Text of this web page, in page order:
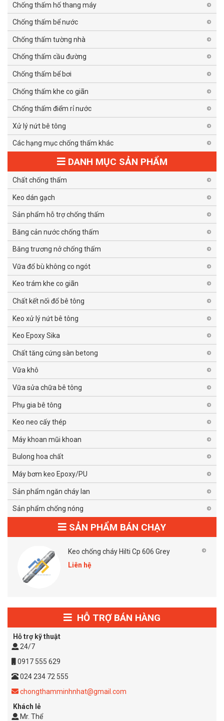
Chống thấm hố thang máy
Chống thấm bể nước
Chống thấm tường nhà
Chống thấm cầu đường
Chống thấm bể bơi
Chống thấm khe co giãn
Chống thấm điểm rỉ nước
Xử lý nứt bê tông
Các hạng mục chống thấm khác
DANH MỤC SẢN PHẨM
Chất chống thấm
Keo dán gạch
Sản phẩm hỗ trợ chống thấm
Băng cản nước chống thấm
Băng trương nở chống thấm
Vữa đổ bù không co ngót
Keo trám khe co giãn
Chất kết nối đổ bê tông
Keo xử lý nứt bê tông
Keo Epoxy Sika
Chất tăng cứng sàn betong
Vữa khô
Vữa sửa chữa bê tông
Phụ gia bê tông
Keo neo cấy thép
Máy khoan mũi khoan
Bulong hoa chất
Máy bơm keo Epoxy/PU
Sản phẩm ngăn cháy lan
Sản phẩm chống nóng
SẢN PHẨM BÁN CHẠY
Keo chống cháy Hilti Cp 606 Grey
Liên hệ
HỖ TRỢ BÁN HÀNG
Hỗ trợ kỹ thuật
24/7
0917 555 629
024 234 72 555
chongthamminhnhat@gmail.com
Khách lẻ
Mr. Thể